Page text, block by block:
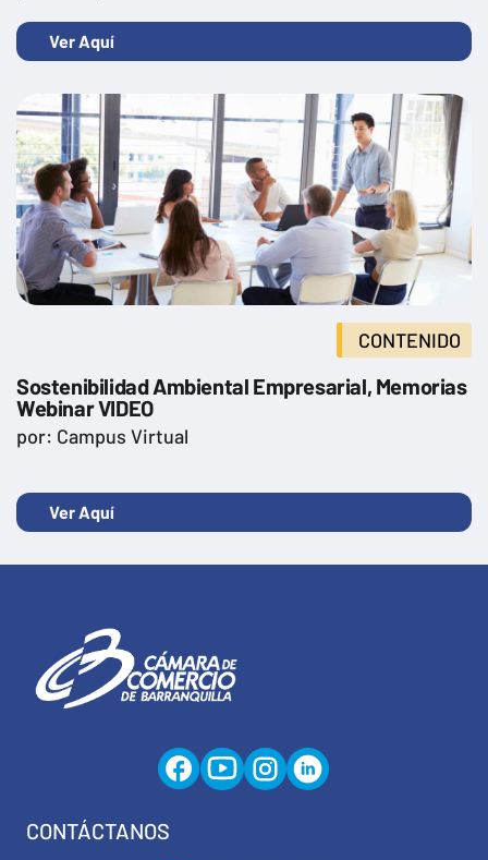
Ver Aquí
CONTENIDO
Sostenibilidad Ambiental Empresarial, Memorias
Webinar VIDEO
por: Campus Virtual
Ver Aquí
CONTÁCTANOS